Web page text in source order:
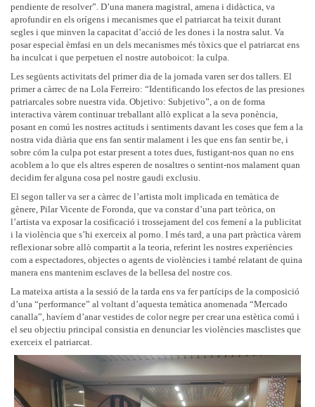
pendiente de resolver”. D’una manera magistral, amena i didàctica, va
aprofundir en els orígens i mecanismes que el patriarcat ha teixit durant
segles i que minven la capacitat d’acció de les dones i la nostra salut. Va
posar especial èmfasi en un dels mecanismes més tòxics que el patriarcat ens
ha inculcat i que perpetuen el nostre autoboicot: la culpa.
Les següents activitats del primer dia de la jornada varen ser dos tallers. El
primer a càrrec de na Lola Ferreiro: “Identificando los efectos de las presiones
patriarcales sobre nuestra vida. Objetivo: Subjetivo”, a on de forma
interactiva vàrem continuar treballant allò explicat a la seva ponència,
posant en comú les nostres actituds i sentiments davant les coses que fem a la
nostra vida diària que ens fan sentir malament i les que ens fan sentir be, i
sobre cóm la culpa pot estar present a totes dues, fustigant-nos quan no ens
acoblem a lo que els altres esperen de nosaltres o sentint-nos malament quan
decidim fer alguna cosa pel nostre gaudi exclusiu.
El segon taller va ser a càrrec de l’artista molt implicada en temàtica de
gènere, Pilar Vicente de Foronda, que va constar d’una part teòrica, on
l’artista va exposar la cosificació i trossejament del cos femení a la publicitat
i la violència que s’hi exerceix al porno. I més tard, a una part pràctica vàrem
reflexionar sobre allò compartit a la teoria, referint les nostres experiències
com a espectadores, objectes o agents de violències i també relatant de quina
manera ens mantenim esclaves de la bellesa del nostre cos.
La mateixa artista a la sessió de la tarda ens va fer partícips de la composició
d’una “performance” al voltant d’aquesta temàtica anomenada “Mercado
canalla”, havíem d’anar vestides de color negre per crear una estètica comú i
el seu objectiu principal consistia en denunciar les violències masclistes que
exerceix el patriarcat.